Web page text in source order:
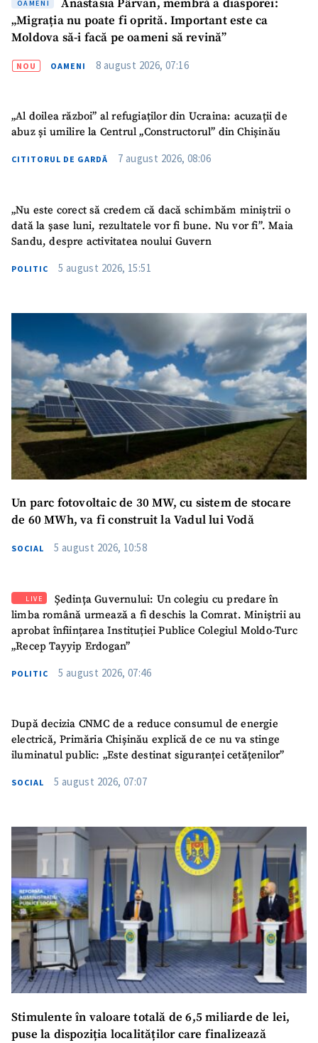
OAMENI
Anastasia Pârvan, membră a diasporei:
„Migrația nu poate fi oprită. Important este ca
Moldova să-i facă pe oameni să revină”
NOU OAMENI 8 august 2026, 07:16
„Al doilea război” al refugiaților din Ucraina: acuzații de
abuz și umilire la Centrul „Constructorul” din Chișinău
CITITORUL DE GARDĂ 7 august 2026, 08:06
„Nu este corect să credem că dacă schimbăm miniștrii o
dată la șase luni, rezultatele vor fi bune. Nu vor fi”. Maia
Sandu, despre activitatea noului Guvern
POLITIC 5 august 2026, 15:51
Un parc fotovoltaic de 30 MW, cu sistem de stocare
de 60 MWh, va fi construit la Vadul lui Vodă
SOCIAL 5 august 2026, 10:58
LIVE
Ședința Guvernului: Un colegiu cu predare în
limba română urmează a fi deschis la Comrat. Miniștrii au
aprobat înființarea Instituției Publice Colegiul Moldo-Turc
„Recep Tayyip Erdogan”
POLITIC 5 august 2026, 07:46
După decizia CNMC de a reduce consumul de energie
electrică, Primăria Chișinău explică de ce nu va stinge
iluminatul public: „Este destinat siguranței cetățenilor”
SOCIAL 5 august 2026, 07:07
Stimulente în valoare totală de 6,5 miliarde de lei,
puse la dispoziția localităților care finalizează